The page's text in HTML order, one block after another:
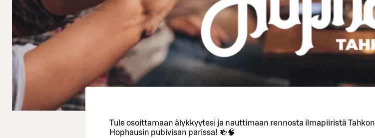
Tule osoittamaan älykkyytesi ja nauttimaan rennosta ilmapiiristä Tahkon
Hophausin pubivisan parissa! 🍻🧠